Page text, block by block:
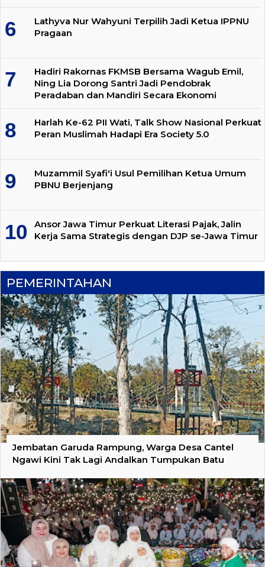
Lathyva Nur Wahyuni Terpilih Jadi Ketua IPPNU
Pragaan
Hadiri Rakornas FKMSB Bersama Wagub Emil,
Ning Lia Dorong Santri Jadi Pendobrak
Peradaban dan Mandiri Secara Ekonomi
Harlah Ke-62 PII Wati, Talk Show Nasional Perkuat
Peran Muslimah Hadapi Era Society 5.0
Muzammil Syafi'i Usul Pemilihan Ketua Umum
PBNU Berjenjang
Ansor Jawa Timur Perkuat Literasi Pajak, Jalin
Kerja Sama Strategis dengan DJP se-Jawa Timur
PEMERINTAHAN
Jembatan Garuda Rampung, Warga Desa Cantel
Ngawi Kini Tak Lagi Andalkan Tumpukan Batu